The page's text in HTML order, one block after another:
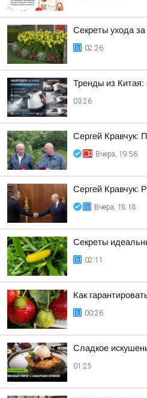
Секреты ухода
02:26
Тренды из Китая:
03:26
Сергей Кравчук:
Вчера, 19:56
Сергей Кравчук:
Вчера, 18:18
Секреты
02:11
Как
00:26
Сладкое
01:25